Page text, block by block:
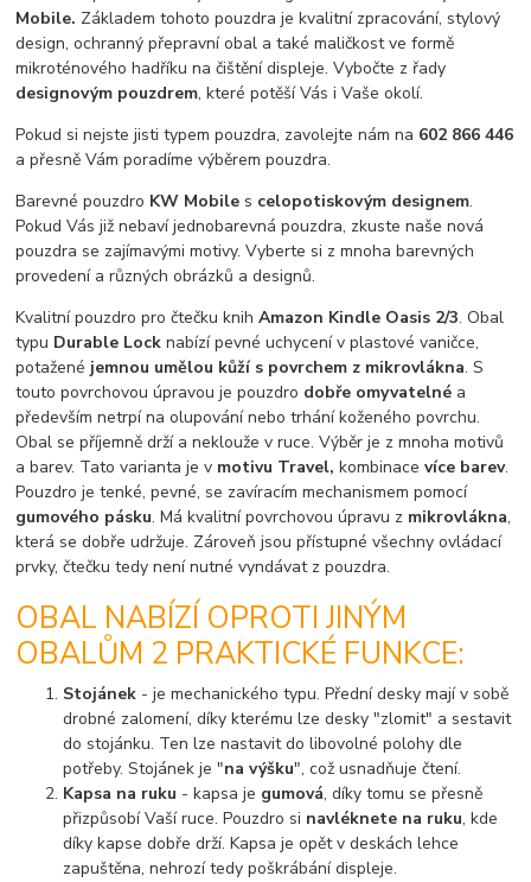
Mobile. Základem tohoto pouzdra je kvalitní zpracování, stylový
design, ochranný přepravní obal a také maličkost ve formě
mikroténového hadříku na čištění displeje. Vybočte z řady
designovým pouzdrem, které potěší Vás i Vaše okolí.
Pokud si nejste jisti typem pouzdra, zavolejte nám na 602 866 446
a přesně Vám poradíme výběrem pouzdra.
Barevné pouzdro KW Mobile s celopotiskovým designem.
Pokud Vás již nebaví jednobarevná pouzdra, zkuste naše nová
pouzdra se zajímavými motivy. Vyberte si z mnoha barevných
provedení a různých obrázků a designů.
Kvalitní pouzdro pro čtečku knihAmazon Kindle Oasis 2/3. Obal
typu Durable Locknabízí pevné uchycení v plastové vaničce,
potažené jemnou umělou kůží s povrchem z mikrovlákna. S
touto povrchovou úpravou je pouzdro dobře omyvatelné a
především netrpí na olupování nebo trhání koženého povrchu.
Obal se příjemně drží a neklouže v ruce. Výběr je z mnoha motivů
a barev. Tato varianta je v motivu Travel,kombinacevíce barev.
Pouzdro je tenké, pevné, se zavíracím mechanismem pomocí
gumového pásku. Má kvalitní povrchovou úpravu z mikrovlákna,
která se dobře udržuje. Zároveň jsou přístupné všechny ovládací
prvky, čtečku tedy není nutné vyndávat z pouzdra.
OBAL NABÍZÍ OPROTI JINÝM
OBALŮM 2 PRAKTICKÉ FUNKCE:
Stojánek - je mechanického typu. Přední desky mají v sobě
drobné zalomení, díky kterému lze desky "zlomit" a sestavit
do stojánku. Ten lze nastavit do libovolné polohy dle
potřeby. Stojánek je "na výšku", což usnadňuje čtení.
Kapsa na ruku - kapsa je gumová, díky tomu se přesně
přizpůsobí Vaší ruce. Pouzdro si navléknete na ruku, kde
díky kapse dobře drží. Kapsa je opět v deskách lehce
zapuštěna, nehrozí tedy poškrábání displeje.